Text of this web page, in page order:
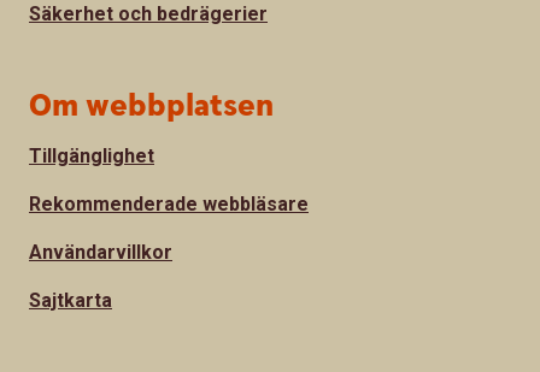
Säkerhet och bedrägerier
Om webbplatsen
Tillgänglighet
Rekommenderade webbläsare
Användarvillkor
Sajtkarta